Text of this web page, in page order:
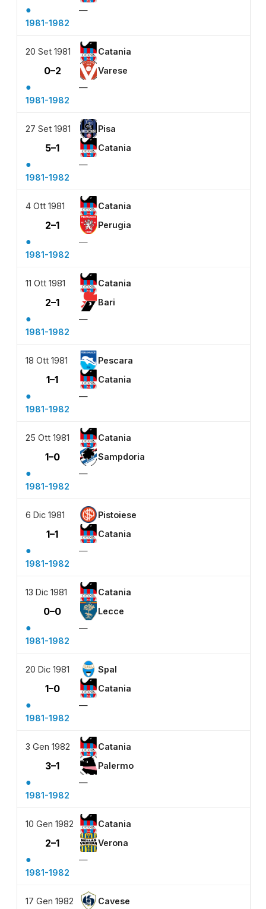
●
—
1981-1982
20 Set 1981 Catania
0–2 Varese
●
—
1981-1982
27 Set 1981 Pisa
5–1 Catania
●
—
1981-1982
4 Ott 1981 Catania
2–1 Perugia
●
—
1981-1982
11 Ott 1981 Catania
2–1 Bari
●
—
1981-1982
18 Ott 1981 Pescara
1–1 Catania
●
—
1981-1982
25 Ott 1981 Catania
1–0 Sampdoria
●
—
1981-1982
6 Dic 1981 Pistoiese
1–1 Catania
●
—
1981-1982
13 Dic 1981 Catania
0–0 Lecce
●
—
1981-1982
20 Dic 1981 Spal
1–0 Catania
●
—
1981-1982
3 Gen 1982 Catania
3–1 Palermo
●
—
1981-1982
10 Gen 1982 Catania
2–1 Verona
●
—
1981-1982
17 Gen 1982 Cavese